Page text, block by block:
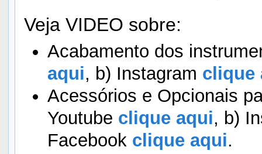
Veja VIDEO sobre:
Acabamento dos
aqui, b) Instagram clique
Acessórios e Opcionais
Youtube clique aqui, b)
Facebook clique aqui.